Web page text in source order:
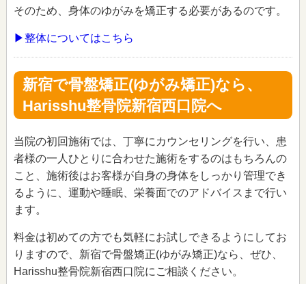
そのため、身体のゆがみを矯正する必要があるのです。
▶整体についてはこちら
新宿で骨盤矯正(ゆがみ矯正)なら、
Harisshu整骨院新宿西口院へ
当院の初回施術では、丁寧にカウンセリングを行い、患
者様の一人ひとりに合わせた施術をするのはもちろんの
こと、施術後はお客様が自身の身体をしっかり管理でき
るように、運動や睡眠、栄養面でのアドバイスまで行い
ます。
料金は初めての方でも気軽にお試しできるようにしてお
りますので、新宿で骨盤矯正(ゆがみ矯正)なら、ぜひ、
Harisshu整骨院新宿西口院にご相談ください。